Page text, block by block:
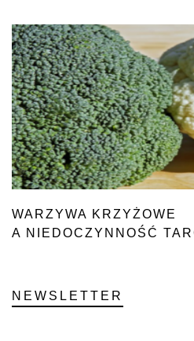
WARZYWA KRZYŻOWE
A NIEDOCZYNNOŚĆ
NEWSLETTER